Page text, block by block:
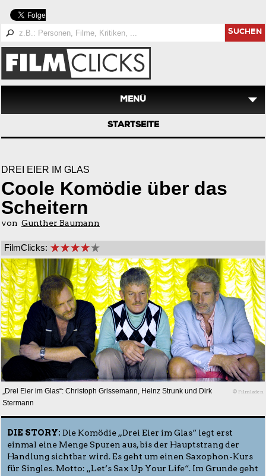
SUCHEN
MENÜ
STARTSEITE
DREI EIER IM GLAS
Coole Komödie über das
Scheitern
von Gunther Baumann
FilmClicks:
„Drei Eier im Glas“: Christoph Grissemann, Heinz Strunk und Dirk
Stermann
© Filmladen
DIE STORY: Die Komödie „Drei Eier im Glas“ legt erst
einmal eine Menge Spuren aus, bis der Hauptstrang der
Handlung sichtbar wird. Es geht um einen Saxophon-Kurs
für Singles. Motto: „Let’s Sax Up Your Life“. Im Grunde geht